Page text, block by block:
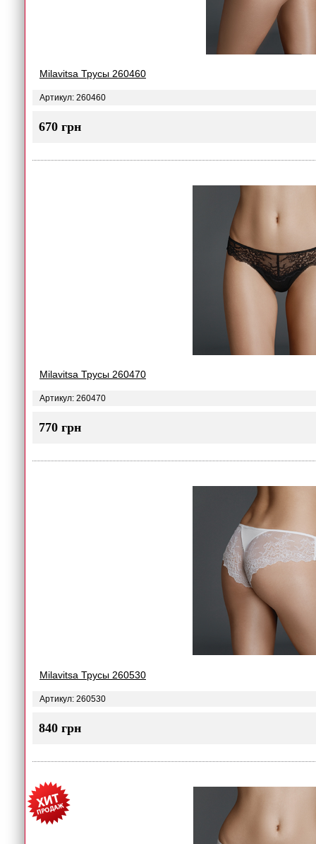
Milavitsa Трусы 260460
Артикул: 260460
670 грн
Milavitsa Трусы 260470
Артикул: 260470
770 грн
Milavitsa Трусы 260530
Артикул: 260530
840 грн